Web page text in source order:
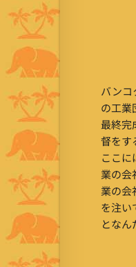
バンコ
の工業
最終完
督をす
ここ
業の会
業の会
を注い
となん